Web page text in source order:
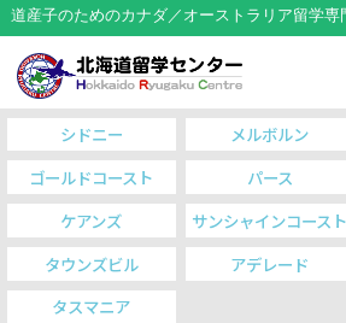
道産子のためのカナダ／オーストラリア留学専
シドニー メルボルン
ゴールドコースト
パース
ケアンズ
サンシャインコースト
タウンズビル
アデレード
タスマニア